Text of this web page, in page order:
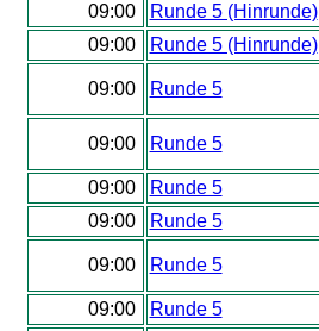
09:00
Runde 5 (Hinrunde)
09:00
Runde 5 (Hinrunde)
09:00 Runde 5
09:00 Runde 5
09:00
Runde 5
09:00
Runde 5
09:00 Runde 5
09:00
Runde 5